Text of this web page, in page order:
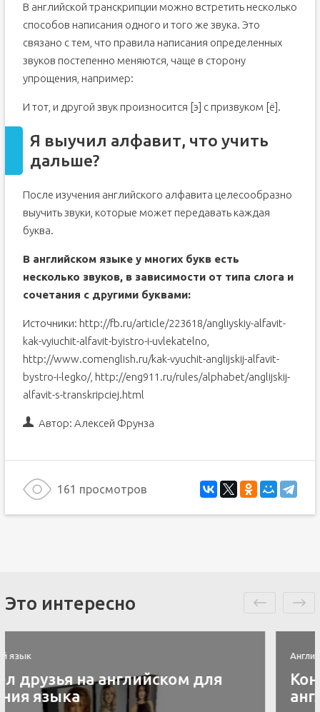
В английской транскрипции можно встретить несколько
способов написания одного и того же звука. Это
связано с тем, что правила написания определенных
звуков постепенно меняются, чаще в сторону
упрощения, например:
И тот, и другой звук произносится [э] с призвуком [ё].
Я выучил алфавит, что учить
дальше?
После изучения английского алфавита целесообразно
выучить звуки, которые может передавать каждая
буква.
В английском языке у многих букв есть
несколько звуков, в зависимости от типа слога и
сочетания с другими буквами:
Источники: http://fb.ru/article/223618/angliyskiy-alfavit-
kak-vyiuchit-alfavit-byistro-i-uvlekatelno,
http://www.comenglish.ru/kak-vyuchit-anglijskij-alfavit-
bystro-i-legko/, http://eng911.ru/rules/alphabet/anglijskij-
alfavit-s-transkripciej.html
Автор: Алексей Фрунза
161 просмотров
Это интересно
Английский язык
Контакты скайп для изучения
английского языка